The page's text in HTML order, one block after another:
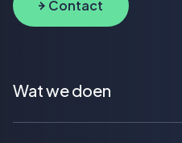
Contact
Wat we doen